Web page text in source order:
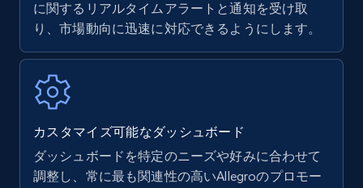
Amazon Reviews
rating object, Product rating max, Rating,
Author name, Asin, and more.
7.4K+ 872+ 今すぐ始める
に関するリアルタイムアラートと通知を受け取
り、市場動向に迅速に対応できるようにします。
カスタマイズ可能なダッシュボード
ダッシュボードを特定のニーズや好みに合わせて
調整し、常に最も関連性の高いAllegroのプロモー